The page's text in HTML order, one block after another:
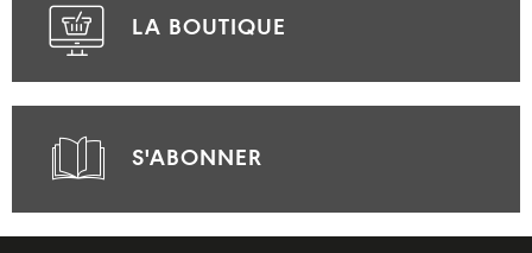
LA BOUTIQUE
S'ABONNER